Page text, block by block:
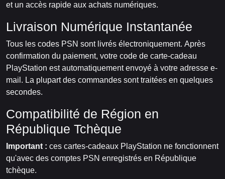
et un accès rapide aux achats numériques.
Livraison Numérique Instantanée
Tous les codes PSN sont livrés électroniquement. Après
confirmation du paiement, votre code de carte-cadeau
PlayStation est automatiquement envoyé à votre adresse e-
mail. La plupart des commandes sont traitées en quelques
secondes.
Compatibilité de Région en
République Tchèque
Important : ces cartes-cadeaux PlayStation ne fonctionnent
qu'avec des comptes PSN enregistrés en République
tchèque.